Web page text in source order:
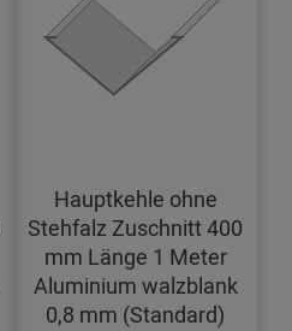
Hauptkehle ohne
Stehfalz Zuschnitt 400
mm Länge 1 Meter
Aluminium walzblank
0,8 mm (Standard)